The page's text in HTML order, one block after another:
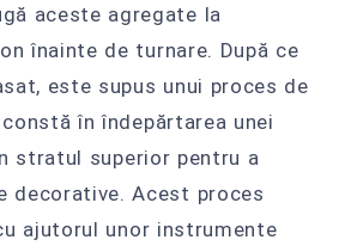
aceste agregate la
înainte de turnare. După ce
este supus unui proces de
în îndepărtarea unei
stratul superior pentru a
decorative. Acest proces
ajutorul unor instrumente